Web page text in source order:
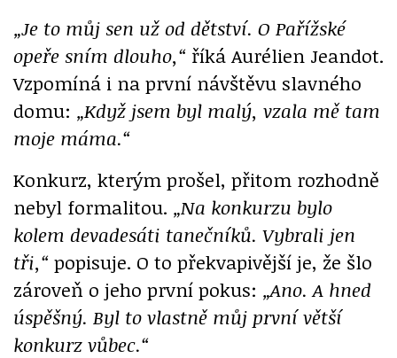
„Je to můj sen už od dětství. O Pařížské
opeře sním dlouho,“ říká Aurélien Jeandot.
Vzpomíná i na první návštěvu slavného
domu: „Když jsem byl malý, vzala mě tam
moje máma.“
Konkurz, kterým prošel, přitom rozhodně
nebyl formalitou. „Na konkurzu bylo
kolem devadesáti tanečníků. Vybrali jen
tři,“ popisuje. O to překvapivější je, že šlo
zároveň o jeho první pokus: „Ano. A hned
úspěšný. Byl to vlastně můj první větší
konkurz vůbec.“